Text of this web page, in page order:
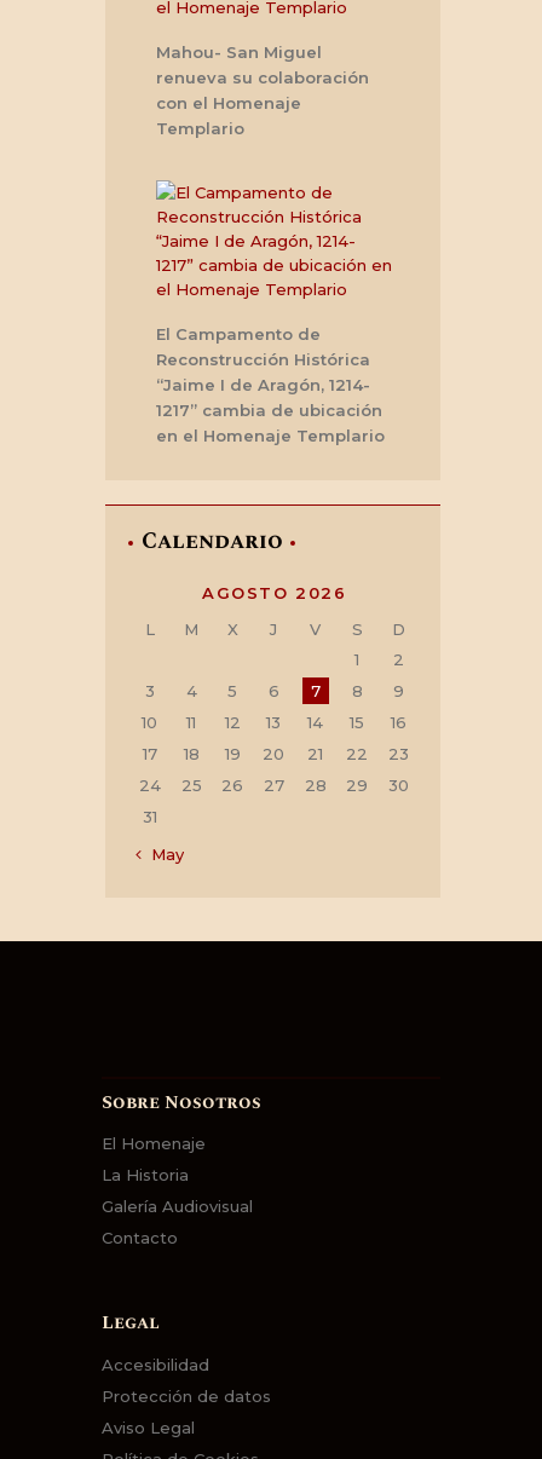
Mahou- San Miguel
renueva su colaboración
con el Homenaje
Templario
El Campamento de
Reconstrucción Histórica
“Jaime I de Aragón, 1214-
1217” cambia de ubicación
en el Homenaje Templario
Calendario
AGOSTO 2026
L
M X J V S
D
1
2
3
4 5 6 7 8
9
10
11 12 13 14 15
16
17
18 19 20 21 22
23
24
25 26 27 28 29
30
31
« May
Sobre Nosotros
El Homenaje
La Historia
Galería Audiovisual
Contacto
Legal
Accesibilidad
Protección de datos
Aviso Legal